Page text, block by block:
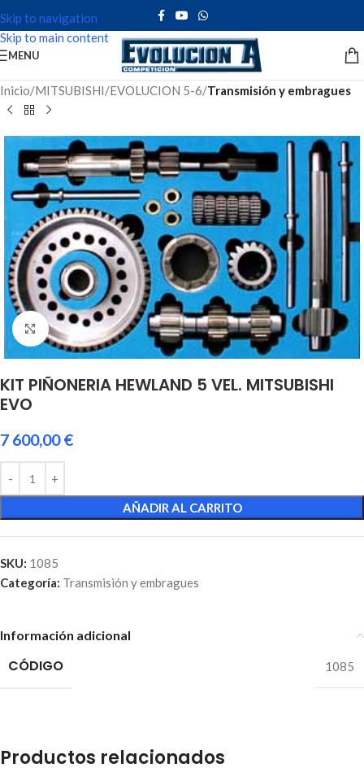
Skip to navigation
Skip to main content
MENU
Inicio MITSUBISHI EVOLUCION 5-6 Transmisión y embragues
Click to enlarge
KIT PIÑONERIA HEWLAND 5 VEL. MITSUBISHI
EVO
7 600,00€
AÑADIR AL CARRITO
SKU: 1085
Categoría: Transmisión y embragues
Información adicional
CÓDIGO 1085
Productos relacionados